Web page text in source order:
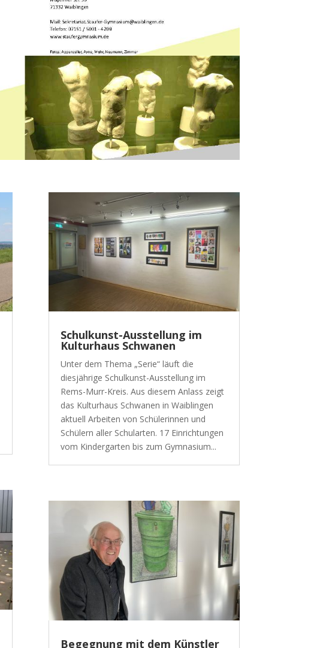
Schulkunst-Ausstellung im
Kulturhaus Schwanen
Unter dem Thema „Serie“ läuft die
diesjährige Schulkunst-Ausstellung im
Rems-Murr-Kreis. Aus diesem Anlass zeigt
das Kulturhaus Schwanen in Waiblingen
aktuell Arbeiten von Schülerinnen und
Schülern aller Schularten. 17 Einrichtungen
vom Kindergarten bis zum Gymnasium...
Begegnung mit dem Künstler